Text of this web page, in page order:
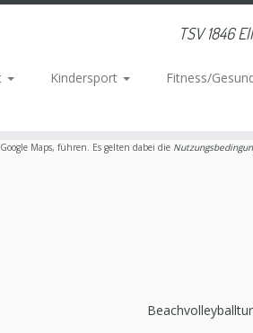
TSV 1846
Kindersport Fitness/
Maps, führen. Es gelten dabei die